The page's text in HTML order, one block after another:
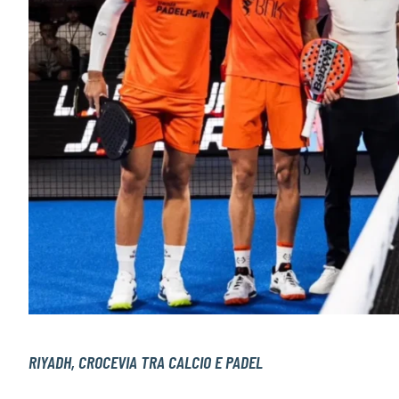
RIYADH, CROCEVIA TRA CALCIO E PADEL